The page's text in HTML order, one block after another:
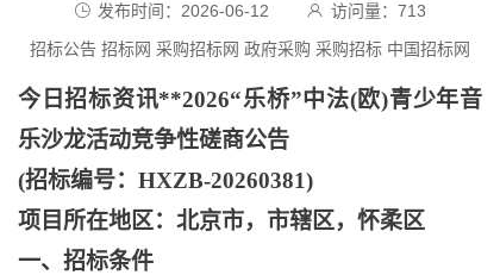
发布时间：2026-06-12 访问量： 713
招标公告 招标网 采购招标网 政府采购 采购招标 中国招标网
今日招标资讯**2026“乐桥”中法(欧)青少年音
乐沙龙活动竞争性磋商公告
(招标编号：HXZB-20260381)
项目所在地区：北京市，市辖区，怀柔区
一、招标条件